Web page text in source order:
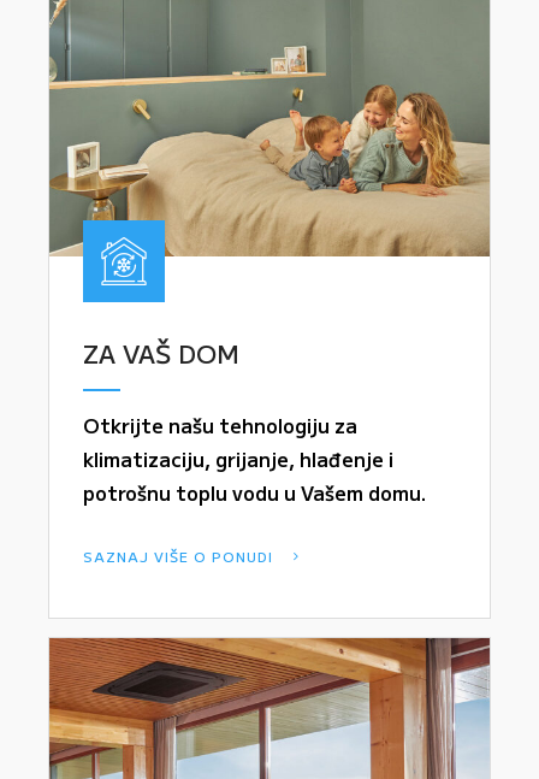
ZA VAŠ DOM
Otkrijte našu tehnologiju za
klimatizaciju, grijanje, hlađenje i
potrošnu toplu vodu u Vašem domu.
SAZNAJ VIŠE O PONUDI